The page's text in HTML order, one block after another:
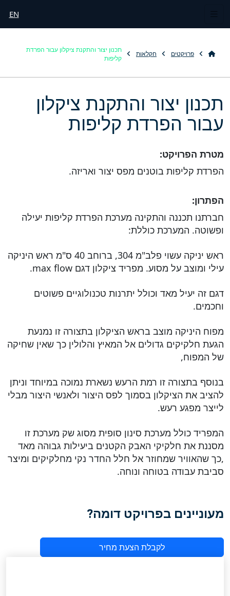
EN
פרויקטים חקלאות
תכנון יצור והתקנת ציקלון עבור הפרדת
קליפות
תכנון יצור והתקנת ציקלון
עבור הפרדת קליפות
מטרת הפרויקט:
הפרדת קליפות בוטנים מפס יצור ואריזה.
הפתרון:
חברתנו תכננה והתקינה מערכת הפרדת קליפות יעילה
ופשוטה. המערכת כוללת:
ראש יניקה עשוי פלב"מ 304, ברוחב 40 ס"מ ראש היניקה
עילי ומוצב על מסוע. מפריד ציקלון דגם max flow.
דגם זה יעיל מאד וכולל יתרנות טכנולוגיים פשוטים
וחכמים.
מפוח היניקה מוצב בראש הציקלון בתצורה זו נמנעת
הגעת חלקיקים גדולים אל המאיץ והלולין כך שאין שחיקה
של המפוח,
בנוסף בתצורה זו רמת הרעש נשארת נמוכה במיוחד וניתן
להציב את הציקלון בסמוך לפס היצור ולאנשי היצור מבלי
לייצר מפגע רעש.
המפריד כולל מערכת סינון סופית מסוג שק מערכת זו
מסננת את חלקיקי האבק הקטנים ביעילות גבוהה מאד
,כך שהאוויר שמחוזר אל חלל החדר נקי מחלקיקים ומיצר
סביבת עבודה בטוחה ונוחה.
מעוניינים בפרויקט דומה?
לקבלת הצעת מחיר